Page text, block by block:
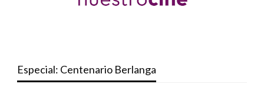
Especial: Centenario Berlanga